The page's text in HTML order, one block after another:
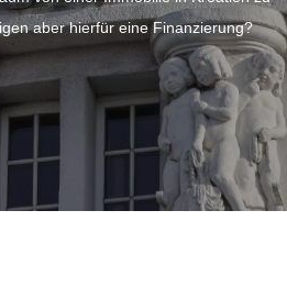
aber hierfür eine Finanzierung?